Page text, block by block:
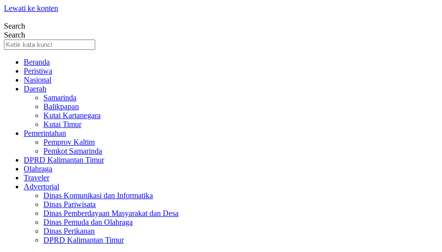
Lewati ke konten
Search
Search
Beranda
Peristiwa
Nasional
Daerah
Samarinda
Balikpapan
Kutai Kartanegara
Kutai Timur
Pemerintahan
Pemprov Kaltim
Pemkot Samarinda
DPRD Kalimantan Timur
Olahraga
Traveler
Advertorial
Dinas Komunikasi dan Informatika
Dinas Pariwisata
Dinas Pemberdayaan Masyarakat dan Desa
Dinas Pemuda dan Olahraga
Dinas Perikanan
DPRD Kalimantan Timur